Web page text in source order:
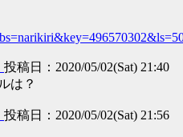
投稿日：2020/05/02(Sat) 21:40
は？
投稿日：2020/05/02(Sat) 21:56